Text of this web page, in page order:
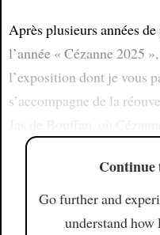
Après plusieurs années
l’année « Cézanne 2025 »,
l’exposition dont je vous
s’accompagne de la
Continue
Go further and
understand how